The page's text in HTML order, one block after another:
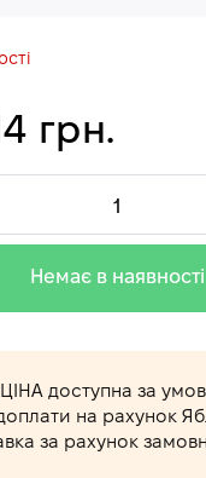
грн.
Немає в наявності
доступна за
на рахунок
за рахунок